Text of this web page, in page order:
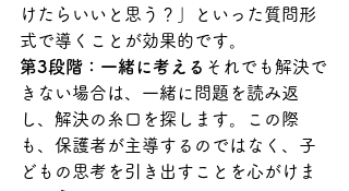
けたらいいと思う？」といった質問形
式で導くことが効果的です。
第3段階：一緒に考える それでも解決で
きない場合は、一緒に問題を読み返
し、解決の糸口を探します。この際
も、保護者が主導するのではなく、子
どもの思考を引き出すことを心がけま